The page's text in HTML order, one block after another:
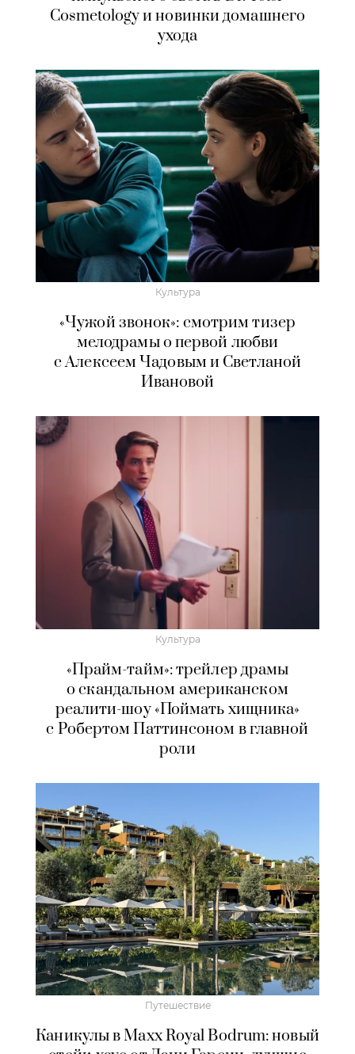
Cosmetology и новинки домашнего
ухода
Культура
«Чужой звонок»: смотрим тизер
мелодрамы о первой любви
с Алексеем Чадовым и Светланой
Ивановой
Культура
«Прайм-тайм»: трейлер драмы
о скандальном американском
реалити-шоу «Поймать хищника»
с Робертом Паттинсоном в главной
роли
Путешествие
Каникулы в Maxx Royal Bodrum: новый